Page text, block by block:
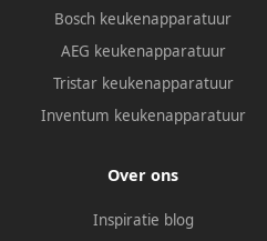
Bosch keukenapparatuur
AEG keukenapparatuur
Tristar keukenapparatuur
Inventum keukenapparatuur
Over ons
Inspiratie blog